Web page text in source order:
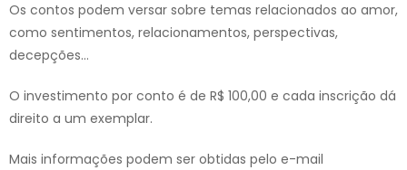
Os contos podem versar sobre temas relacionados ao amor,
como sentimentos, relacionamentos, perspectivas,
decepções…
O investimento por conto é de R$ 100,00 e cada inscrição dá
direito a um exemplar.
Mais informações podem ser obtidas pelo e-mail